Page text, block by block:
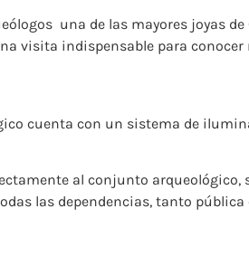
una de las mayores joyas
visita indispensable para
cuenta con un sistema de
al conjunto
las dependencias, tanto